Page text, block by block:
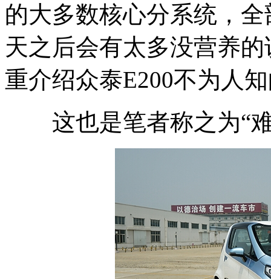
的大多数核心分系统，
天之后会有太多没营养
重介绍众泰E200不为人
这也是笔者称之为“难